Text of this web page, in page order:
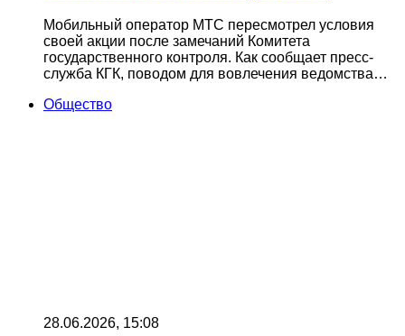
Мобильный оператор МТС пересмотрел условия
своей акции после замечаний Комитета
государственного контроля. Как сообщает пресс-
служба КГК, поводом для вовлечения ведомства…
Общество
28.06.2026, 15:08